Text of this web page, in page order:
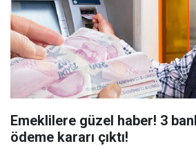
Emeklilere güzel haber! 3
ödeme kararı çıktı!